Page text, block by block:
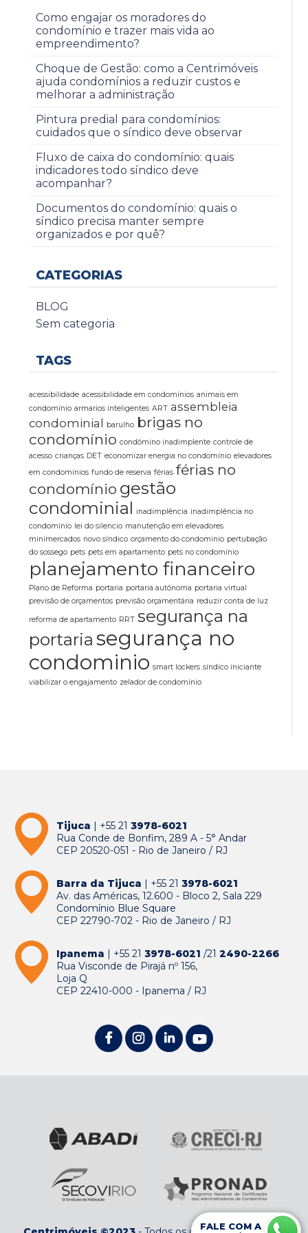
Como engajar os moradores do
condomínio e trazer mais vida ao
empreendimento?
Choque de Gestão: como a Centrimóveis
ajuda condomínios a reduzir custos e
melhorar a administração
Pintura predial para condomínios:
cuidados que o síndico deve observar
Fluxo de caixa do condomínio: quais
indicadores todo síndico deve
acompanhar?
Documentos do condomínio: quais o
síndico precisa manter sempre
organizados e por quê?
CATEGORIAS
BLOG
Sem categoria
TAGS
acessibilidade acessibilidade em condomínios animais em
condomínio armarios inteligentes ART assembleia
condominial
barulho brigas no
condomínio condômino inadimplente controle de
acesso crianças DET economizar energia no condomínio elevadores
em condomínios fundo de reserva férias férias no
condomínio gestão
condominial inadimplência inadimplência no
condomínio lei do silencio manutenção em elevadores
minimercados novo síndico orçamento do condominio pertubação
do sossego pets pets em apartamento pets no condomínio
planejamento financeiro
Plano de Reforma portaria portaria autônoma portaria virtual
previsão de orçamentos previsão orçamentária reduzir conta de luz
reforma de apartamento RRT segurança na
portaria segurança no
condominio smart lockers síndico iniciante
viabilizar o engajamento zelador de condomínio
Tijuca | +55 213978-6021
Rua Conde de Bonfim, 289 A - 5° Andar
CEP 20520-051 - Rio de Janeiro / RJ
Barra da Tijuca | +55 213978-6021
Av. das Américas, 12.600 - Bloco 2, Sala 229
Condomínio Blue Square
CEP 22790-702 - Rio de Janeiro / RJ
Ipanema | +55 213978-6021 /212490-2266
Rua Visconde de Pirajá nº 156,
Loja Q
CEP 22410-000 - Ipanema / RJ
FALE COM A